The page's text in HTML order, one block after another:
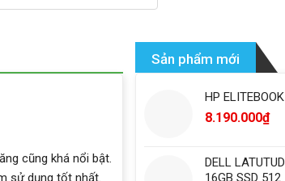
cũng khá nổi bật.
sử dụng tốt nhất.
Sản phẩm mới
HP
8.190.000₫
DELL
16GB SSD 512